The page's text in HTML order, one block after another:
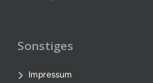
Sonstiges
Impressum